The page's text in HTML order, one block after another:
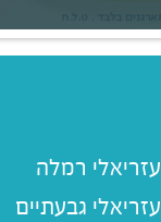
עזריאלי רמלה
עזריאלי גבעתיים